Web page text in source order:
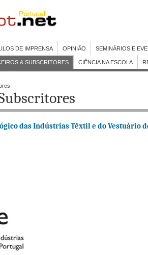
DE IMPRENSA OPINIÃO SEMINÁRIOS E
& SUBSCRITORES CIÊNCIA NA ESCOLA
das Indústrias Têxtil e do Vestuário